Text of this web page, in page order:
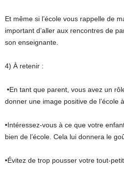
Et même si l’école vous rappelle de
important d’aller aux rencontres de
son enseignante.
4) À retenir :
•En tant que parent, vous avez un
donner une image positive de l’école
•Intéressez-vous à ce que votre
bien de l’école. Cela lui donnera le
•Évitez de trop pousser votre tout-